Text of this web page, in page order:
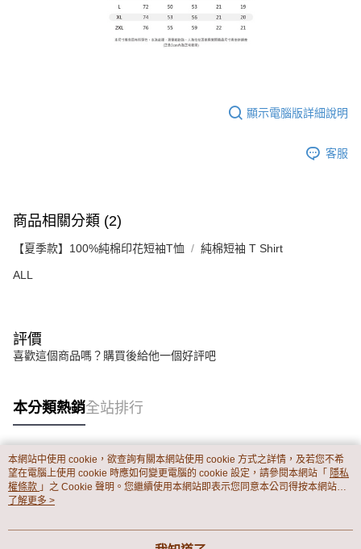
顯示電腦版詳細說明
客服
商品相關分類 (2)
【夏季款】100%純棉印花短袖T恤 純棉短袖 T Shirt
ALL
評價
喜歡這個商品嗎？購買後給他一個好評吧
本分類熱銷全站排行
熱門標籤
本網站中使用 cookie，欲查詢有關本網站使用 cookie 方式之詳情，及若您不希
望在電腦上使用 cookie 時應如何變更電腦的 cookie 設定，請參閱本網站「 隱私
權條款 」之 Cookie 聲明。您繼續使用本網站即表示您同意本公司得按本網站使
用條款之 Cookie 聲明使用 cookie。
了解更多 >